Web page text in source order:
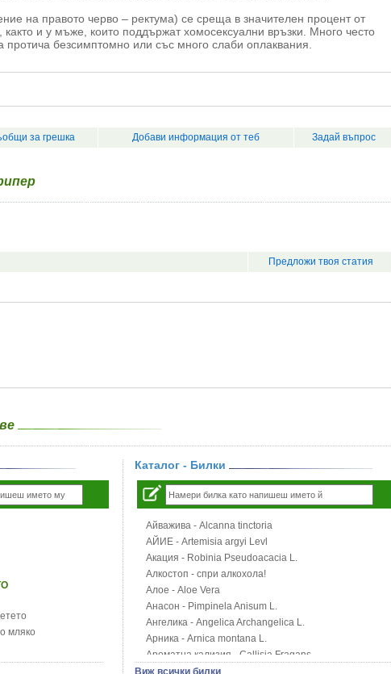
на правото черво – ректума) се среща в значителен процент от
и у мъже, които поддържат хомосексуални връзки. Много често
протича безсимптомно или със много слаби оплаквания.
за грешка Добави информация от теб Задай въпрос
Предложи твоя статия
мляко
Каталог - Билки
Айважива - Alcanna tinctoria
АЙИЕ - Artemisia argyi Levl
Акация - Robinia Pseudoacacia L.
Алкостоп - спри алкохола!
Алое - Aloe Vera
Анасон - Pimpinela Anisum L.
Ангелика - Angelica Archangelica L.
Арника - Arnica montana L.
Ароматна кализия - Callisia Fragans
Арония - Sorbus melanocorpa
Виж всички билки